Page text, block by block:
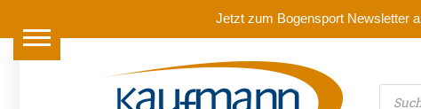
Jetzt zum Bogensport Newsletter
search